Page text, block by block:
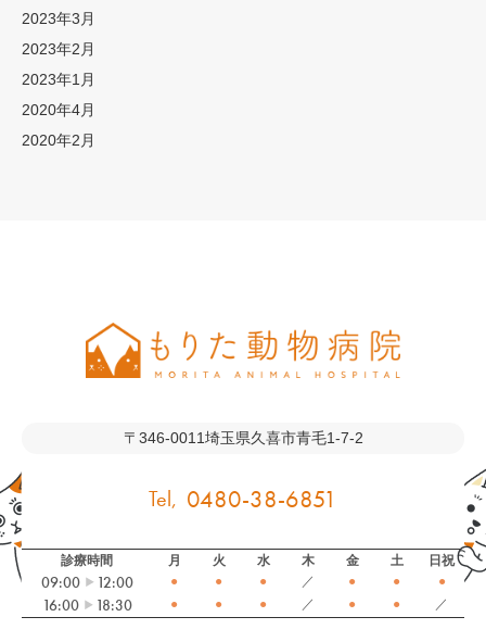
2023年3月
2023年2月
2023年1月
2020年4月
2020年2月
〒346-0011埼玉県久喜市青毛1-7-2
0480-38-6851
診療時間 月 火 水 木 金 土 日祝
09:00 12:00 ● ● ● ／ ● ● ●
16:00 18:30 ● ● ● ／ ● ● ／